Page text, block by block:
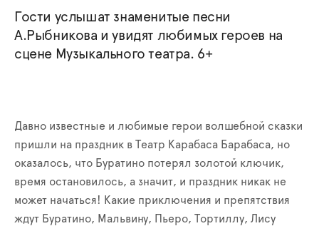
Гости услышат знаменитые песни
А.Рыбникова и увидят любимых героев на
сцене Музыкального театра. 6+
Давно известные и любимые герои волшебной сказки
пришли на праздник в Театр Карабаса Барабаса, но
оказалось, что Буратино потерял золотой ключик,
время остановилось, а значит, и праздник никак не
может начаться! Какие приключения и препятствия
ждут Буратино, Мальвину, Пьеро, Тортиллу, Лису